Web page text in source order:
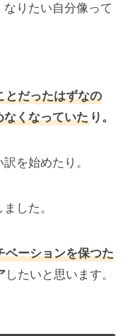
りたい自分像って
とだったはずなの
なくなっていたり。
を始めたり。
した。
ベーションを保つた
したいと思います。